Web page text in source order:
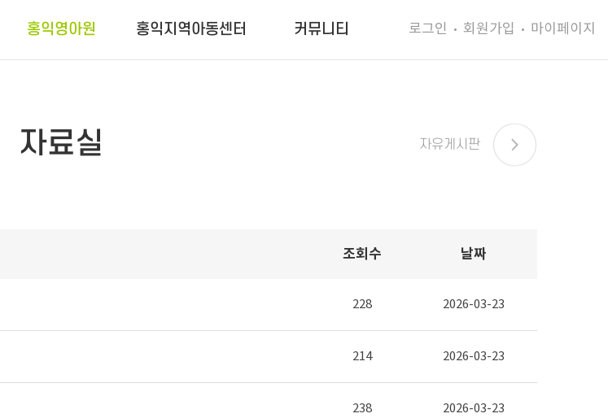
홍익영아원 홍익지역아동센터 커뮤니티 로그인 회원가입 마이페이지
자료실 자유게시판
조회수 날짜
228 2026-03-23
214 2026-03-23
238 2026-03-23